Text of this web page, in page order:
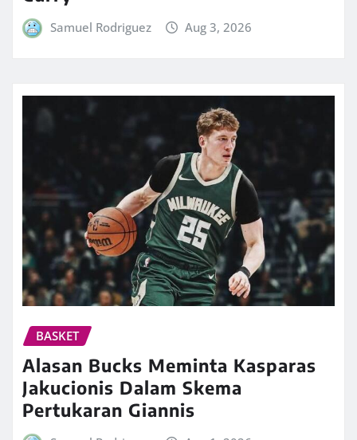
Samuel Rodriguez Aug 3, 2026
BASKET
Alasan Bucks Meminta Kasparas
Jakucionis Dalam Skema
Pertukaran Giannis